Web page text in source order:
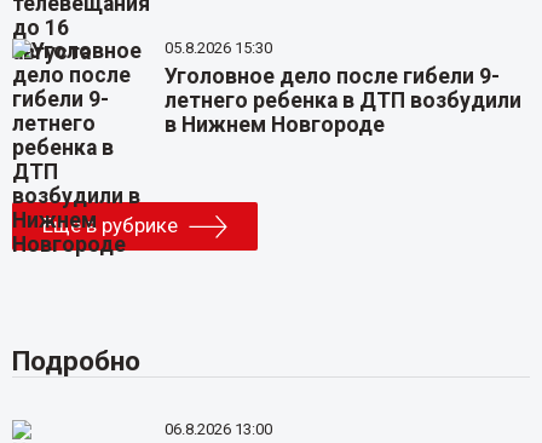
05.8.2026 15:30
Уголовное дело после гибели 9-
летнего ребенка в ДТП возбудили
в Нижнем Новгороде
Еще в рубрике
Подробно
06.8.2026 13:00